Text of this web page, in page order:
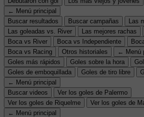
← Menú principal
Buscar resultados
Buscar campañas
Las
Las goleadas vs. River
Las mejores rachas
Boca vs River
Boca vs Independiente
Boca vs Racing
Otros historiales
← Menú
Goles más rápidos
Goles sobre la hora
Goles de emboquillada
Goles de tiro libre
← Menú principal
Buscar videos
Ver los goles de Palermo
Ver los goles de Riquelme
Ver los goles de
← Menú principal